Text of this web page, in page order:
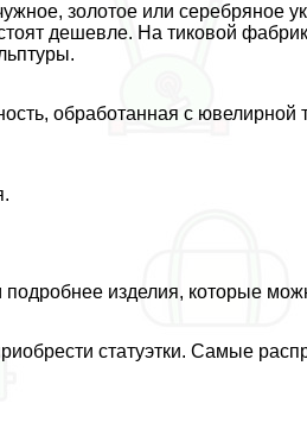
золотое или серебряное
дешевле. На тиковой
обработанная с
изделия, которые
статуэтки. Самые